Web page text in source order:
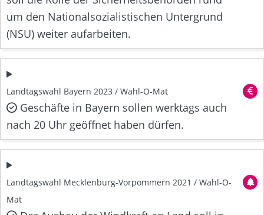
um den Nationalsozialistischen Untergrund
(NSU) weiter aufarbeiten.
Landtagswahl Bayern 2023 / Wahl-O-Mat
Geschäfte in Bayern sollen werktags auch
nach 20 Uhr geöffnet haben dürfen.
Landtagswahl Mecklenburg-Vorpommern 2021 / Wahl-O-
Mat